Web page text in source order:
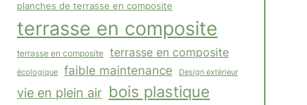
planches de terrasse en composite
terrasse en composite
terrasse en composite terrasse en composite
écologique faible maintenance Design extérieur
vie en plein air bois plastique